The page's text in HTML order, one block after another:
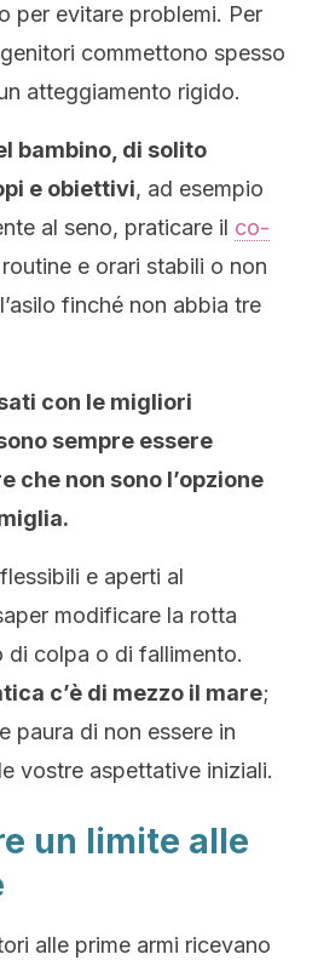
per evitare problemi. Per
commettono spesso
atteggiamento rigido.
bambino, di solito
e obiettivi, ad esempio
al seno, praticare il co-
e orari stabili o non
finché non abbia tre
con le migliori
sempre essere
che non sono l’opzione
e aperti al
modificare la rotta
di colpa o di fallimento.
c’è di mezzo il mare;
paura di non essere in
vostre aspettative iniziali.
un limite alle
alle prime armi ricevano